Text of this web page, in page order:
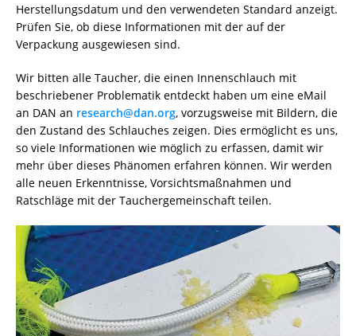
Herstellungsdatum und den verwendeten Standard anzeigt.
Prüfen Sie, ob diese Informationen mit der auf der
Verpackung ausgewiesen sind.
Wir bitten alle Taucher, die einen Innenschlauch mit
beschriebener Problematik entdeckt haben um eine eMail
an DAN an research@dan.org, vorzugsweise mit Bildern, die
den Zustand des Schlauches zeigen. Dies ermöglicht es uns,
so viele Informationen wie möglich zu erfassen, damit wir
mehr über dieses Phänomen erfahren können. Wir werden
alle neuen Erkenntnisse, Vorsichtsmaßnahmen und
Ratschläge mit der Tauchergemeinschaft teilen.